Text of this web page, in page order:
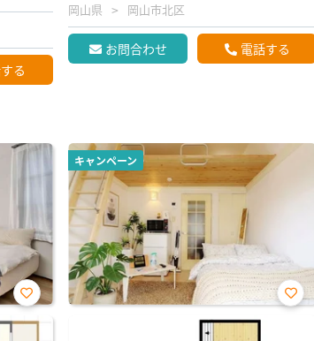
る
岡山県 岡山市北区
お問合わせ 電話する
お気
に入
キャンペーン
お気